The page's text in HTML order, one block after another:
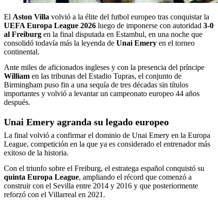
El Aston Villa volvió a la élite del futbol europeo tras conquistar la
UEFA Europa League 2026 luego de imponerse con autoridad 3-0
al Freiburg en la final disputada en Estambul, en una noche que
consolidó todavía más la leyenda de Unai Emery en el torneo
continental.
Ante miles de aficionados ingleses y con la presencia del príncipe
William en las tribunas del Estadio Tupras, el conjunto de
Birmingham puso fin a una sequía de tres décadas sin títulos
importantes y volvió a levantar un campeonato europeo 44 años
después.
Unai Emery agranda su legado europeo
La final volvió a confirmar el dominio de Unai Emery en la Europa
League, competición en la que ya es considerado el entrenador más
exitoso de la historia.
Con el triunfo sobre el Freiburg, el estratega español conquistó su
quinta Europa League, ampliando el récord que comenzó a
construir con el Sevilla entre 2014 y 2016 y que posteriormente
reforzó con el Villarreal en 2021.